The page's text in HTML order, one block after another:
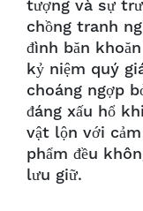
tượng và sự
chồng tranh
đình băn
kỷ niệm quý
choáng ngợp
đáng xấu hổ
vật lộn với
phẩm đều
lưu giữ.